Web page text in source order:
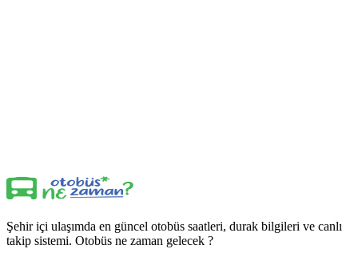
Şehir içi ulaşımda en güncel otobüs saatleri, durak bilgileri ve canlı
takip sistemi. Otobüs ne zaman gelecek ?